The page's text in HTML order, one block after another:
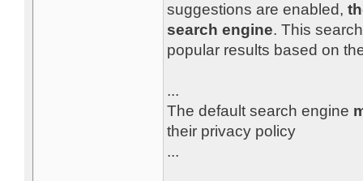
suggestions are enabled,
search engine. This
popular results based on
...
The default search engine
their privacy policy
...